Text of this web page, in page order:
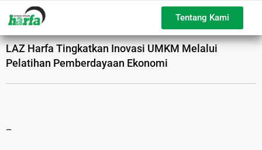
Tentang Kami
LAZ Harfa Tingkatkan Inovasi UMKM Melalui
Pelatihan Pemberdayaan Ekonomi
–